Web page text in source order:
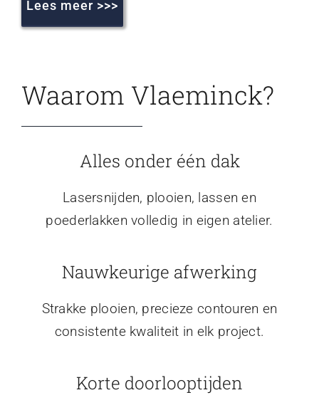
Lees meer >>>
Waarom Vlaeminck?
Alles onder één dak
Lasersnijden, plooien, lassen en
poederlakken volledig in eigen atelier.
Nauwkeurige afwerking
Strakke plooien, precieze contouren en
consistente kwaliteit in elk project.
Korte doorlooptijden